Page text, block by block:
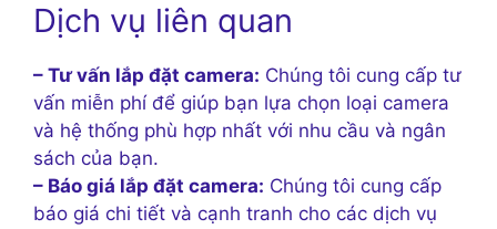
Dịch vụ liên quan
– Tư vấn lắp đặt camera: Chúng tôi cung cấp tư
vấn miễn phí để giúp bạn lựa chọn loại camera
và hệ thống phù hợp nhất với nhu cầu và ngân
sách của bạn.
– Báo giá lắp đặt camera: Chúng tôi cung cấp
báo giá chi tiết và cạnh tranh cho các dịch vụ